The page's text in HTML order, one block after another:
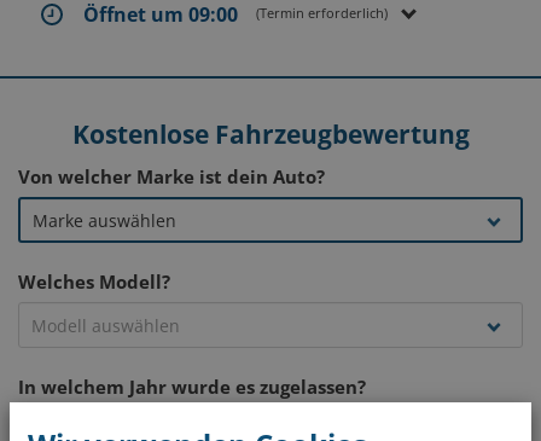
Öffnet um 09:00 (Termin erforderlich)
Kostenlose Fahrzeugbewertung
Von welcher Marke ist dein Auto?
Welches Modell?
In welchem Jahr wurde es zugelassen?